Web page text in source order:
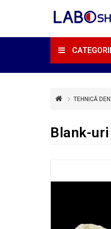
CATEGORII
TEHNICĂ
Blank-